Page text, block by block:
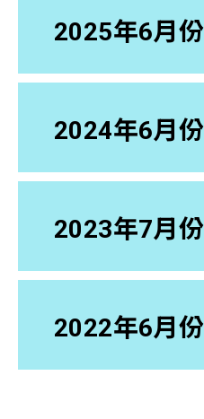
2025年6月份
2024年6月份
2023年7月份
2022年6月份